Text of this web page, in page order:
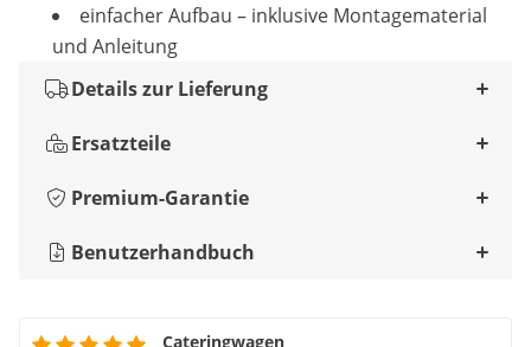
einfacher Aufbau – inklusive Montagematerial
und Anleitung
Details zur Lieferung
Ersatzteile
Premium-Garantie
Benutzerhandbuch
Cateringwagen